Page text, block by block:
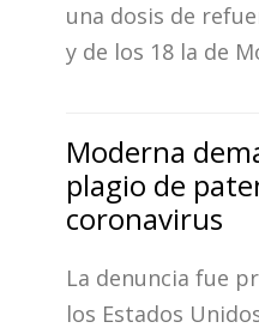
una dosis de
y de los 18 la de
Moderna
plagio de
coronavirus
La denuncia fue
los Estados